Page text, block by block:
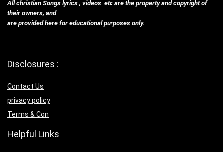
All christian Songs lyrics , videos etc are the property and copyright of
their owners, and
are provided here for educational purposes only.
Disclosures :
Contact Us
privacy policy
Terms & Con
Helpful Links